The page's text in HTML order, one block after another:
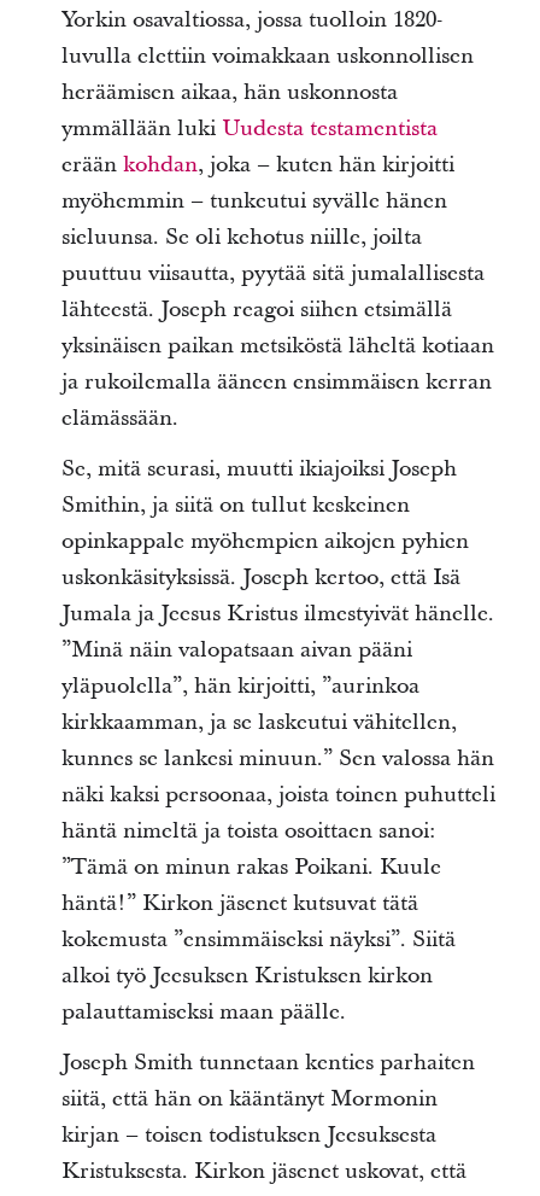
Yorkin osavaltiossa, jossa tuolloin 1820-
luvulla elettiin voimakkaan uskonnollisen
heräämisen aikaa, hän uskonnosta
ymmällään luki Uudesta testamentista
erään kohdan, joka – kuten hän kirjoitti
myöhemmin – tunkeutui syvälle hänen
sieluunsa. Se oli kehotus niille, joilta
puuttuu viisautta, pyytää sitä jumalallisesta
lähteestä. Joseph reagoi siihen etsimällä
yksinäisen paikan metsiköstä läheltä kotiaan
ja rukoilemalla ääneen ensimmäisen kerran
elämässään.
Se, mitä seurasi, muutti ikiajoiksi Joseph
Smithin, ja siitä on tullut keskeinen
opinkappale myöhempien aikojen pyhien
uskonkäsityksissä. Joseph kertoo, että Isä
Jumala ja Jeesus Kristus ilmestyivät hänelle.
”Minä näin valopatsaan aivan pääni
yläpuolella”, hän kirjoitti, ”aurinkoa
kirkkaamman, ja se laskeutui vähitellen,
kunnes se lankesi minuun.” Sen valossa hän
näki kaksi persoonaa, joista toinen puhutteli
häntä nimeltä ja toista osoittaen sanoi:
”Tämä on minun rakas Poikani. Kuule
häntä!” Kirkon jäsenet kutsuvat tätä
kokemusta ”ensimmäiseksi näyksi”. Siitä
alkoi työ Jeesuksen Kristuksen kirkon
palauttamiseksi maan päälle.
Joseph Smith tunnetaan kenties parhaiten
siitä, että hän on kääntänyt Mormonin
kirjan – toisen todistuksen Jeesuksesta
Kristuksesta. Kirkon jäsenet uskovat, että